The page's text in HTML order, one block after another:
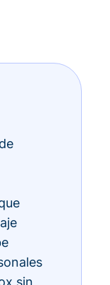
sin